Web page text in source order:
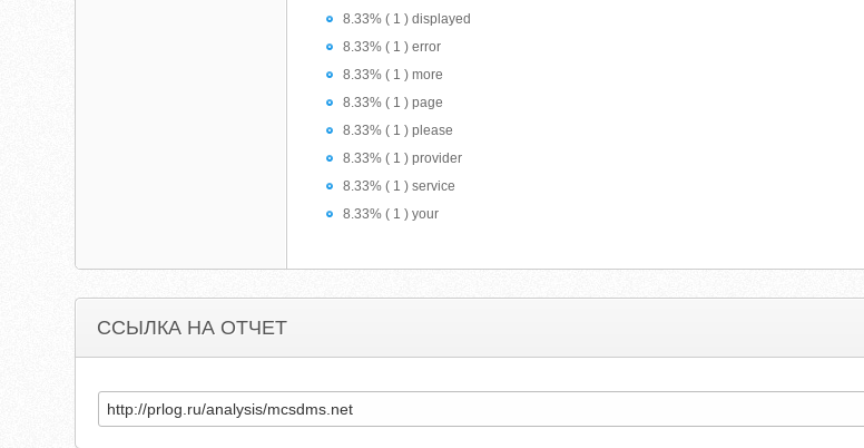
8.33% ( 1 ) displayed
8.33% ( 1 ) error
8.33% ( 1 ) more
8.33% ( 1 ) page
8.33% ( 1 ) please
8.33% ( 1 ) provider
8.33% ( 1 ) service
8.33% ( 1 ) your
ССЫЛКА НА ОТЧЕТ